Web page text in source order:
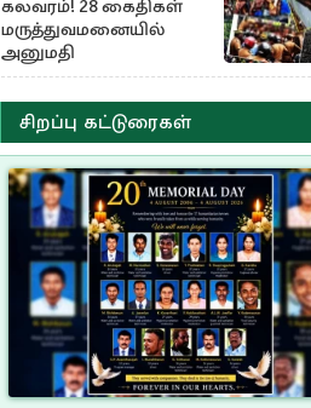
கலவரம்! 28 கைதிகள்
மருத்துவமனையில்
அனுமதி
சிறப்பு கட்டுரைகள்